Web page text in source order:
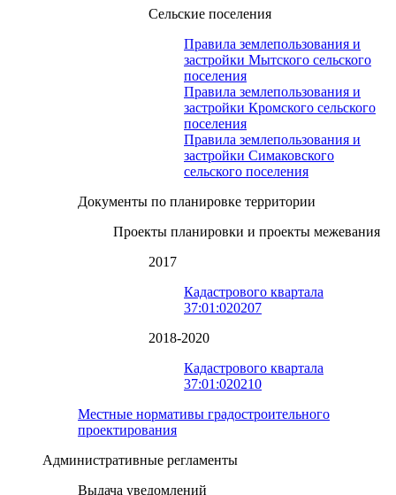
Сельские поселения
Правила землепользования и
застройки Мытского сельского
поселения
Правила землепользования и
застройки Кромского сельского
поселения
Правила землепользования и
застройки Симаковского
сельского поселения
Документы по планировке территории
Проекты планировки и проекты межевания
2017
Кадастрового квартала
37:01:020207
2018-2020
Кадастрового квартала
37:01:020210
Местные нормативы градостроительного
проектирования
Административные регламенты
Выдача уведомлений